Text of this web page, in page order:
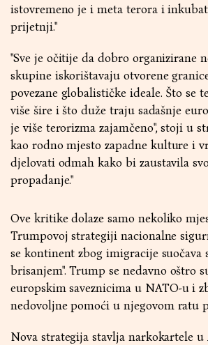
istovremeno je i meta terora i
prijetnji."
"Sve je očitije da dobro organizirane
skupine iskorištavaju otvorene
povezane globalističke ideale. Što se
više šire i što duže traju sadašnje
je više terorizma zajamčeno", stoji u
kao rodno mjesto zapadne kulture i
djelovati odmah kako bi zaustavila
propadanje."
Ove kritike dolaze samo nekoliko
Trumpovoj strategiji nacionalne
se kontinent zbog imigracije suočava
brisanjem". Trump se nedavno oštro
europskim saveznicima u NATO-u i
nedovoljne pomoći u njegovom ratu
Nova strategija stavlja narkokartele